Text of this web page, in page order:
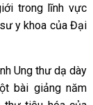
trong lĩnh vực
y khoa của Đại
Ung thư dạ dày
bài giảng năm